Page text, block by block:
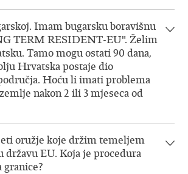
Imam bugarsku boravišnu
TERM RESIDENT-EU". Želim
Tamo mogu ostati 90 dana,
Hrvatska postaje dio
Hoću li imati problema
nakon 2 ili 3 mjeseca od
oružje koje držim temeljem
državu EU. Koja je procedura
granice?